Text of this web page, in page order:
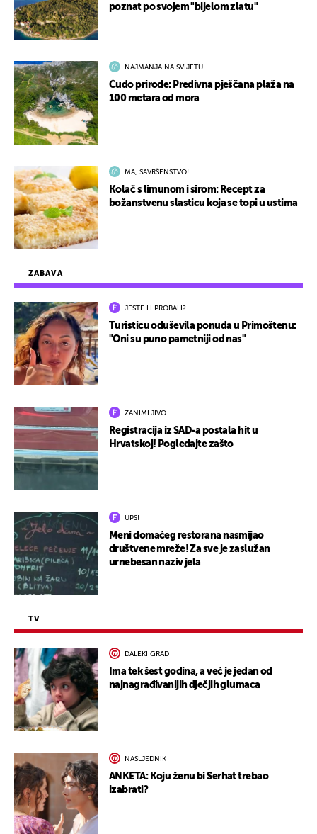
ZABAVA
JESTE LI PROBALI?
Turisticu oduševila ponuda u Primoštenu:
"Oni su puno pametniji od nas"
ZANIMLJIVO
Registracija iz SAD-a postala hit u
Hrvatskoj! Pogledajte zašto
UPS!
Meni domaćeg restorana nasmijao
društvene mreže! Za sve je zaslužan
urnebesan naziv jela
TV
DALEKI GRAD
Ima tek šest godina, a već je jedan od
najnagrađivanijih dječjih glumaca
NASLJEDNIK
ANKETA: Koju ženu bi Serhat trebao
izabrati?
poznat po svojem "bijelom zlatu"
NAJMANJA NA SVIJETU
Čudo prirode: Predivna pješčana plaža na
100 metara od mora
MA, SAVRŠENSTVO!
Kolač s limunom i sirom: Recept za
božanstvenu slasticu koja se topi u ustima